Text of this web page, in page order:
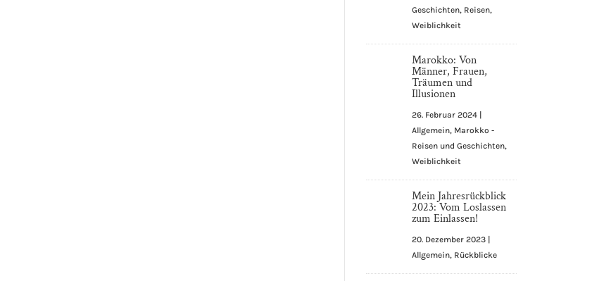
Geschichten, Reisen,
Weiblichkeit
Marokko: Von
Männer, Frauen,
Träumen und
Illusionen
26. Februar 2024|
Allgemein, Marokko -
Reisen und Geschichten,
Weiblichkeit
Mein Jahresrückblick
2023: Vom Loslassen
zum Einlassen!
20. Dezember 2023|
Allgemein, Rückblicke